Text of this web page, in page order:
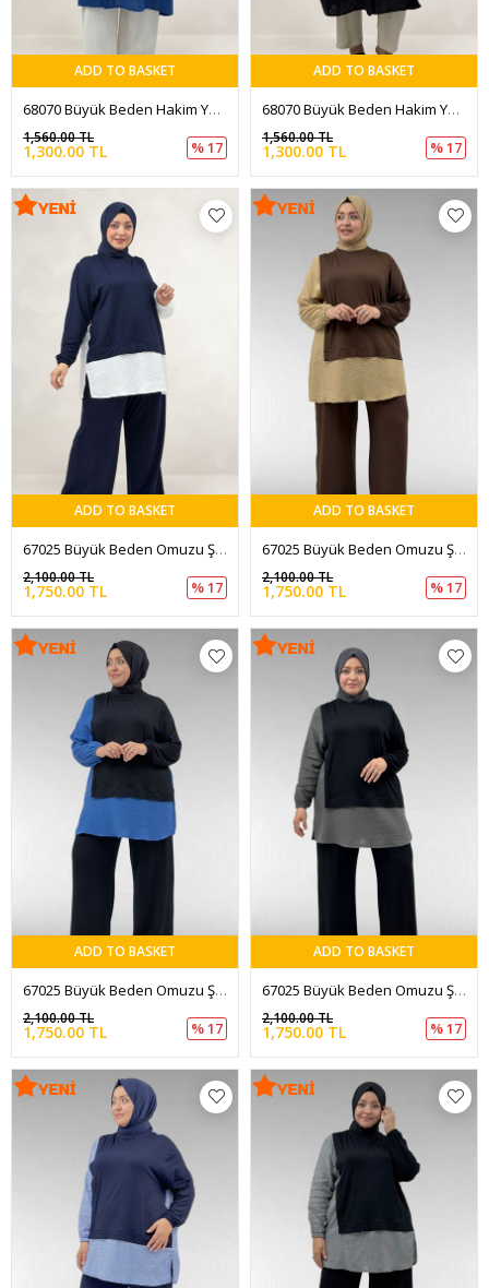
ADD TO BASKET
68070 Büyük Beden Hakim Yaka Boydan Düğmeli Müslin Tunik - İndigo
1,300.00 TL
1,560.00 TL
% 17
ADD TO BASKET
68070 Büyük Beden Hakim Yaka Boydan Düğmeli Müslin Tunik - Siyah
1,300.00 TL
1,560.00 TL
% 17
ADD TO BASKET
67025 Büyük Beden Omuzu Şal Duruşlu Pantolonlu Takım - Ekru - Lacivert
1,750.00 TL
2,100.00 TL
% 17
ADD TO BASKET
67025 Büyük Beden Omuzu Şal Duruşlu Pantolonlu Takım - Bej-Kahve
1,750.00 TL
2,100.00 TL
% 17
ADD TO BASKET
67025 Büyük Beden Omuzu Şal Duruşlu Pantolonlu Takım - İndigo-Siyah
1,750.00 TL
2,100.00 TL
% 17
ADD TO BASKET
67025 Büyük Beden Omuzu Şal Duruşlu Pantolonlu Takım - Antrasit-Siyah
1,750.00 TL
2,100.00 TL
% 17